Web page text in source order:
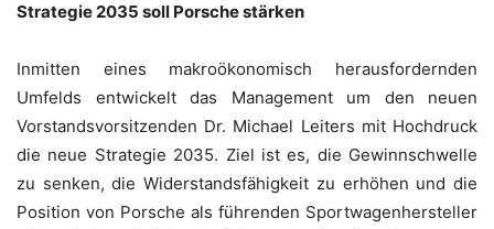
Strategie 2035 soll Porsche stärken
Inmitten eines makroökonomisch herausfordernden
Umfelds entwickelt das Management um den neuen
Vorstandsvorsitzenden Dr. Michael Leiters mit Hochdruck
die neue Strategie 2035. Ziel ist es, die Gewinnschwelle
zu senken, die Widerstandsfähigkeit zu erhöhen und die
Position von Porsche als führenden Sportwagenhersteller